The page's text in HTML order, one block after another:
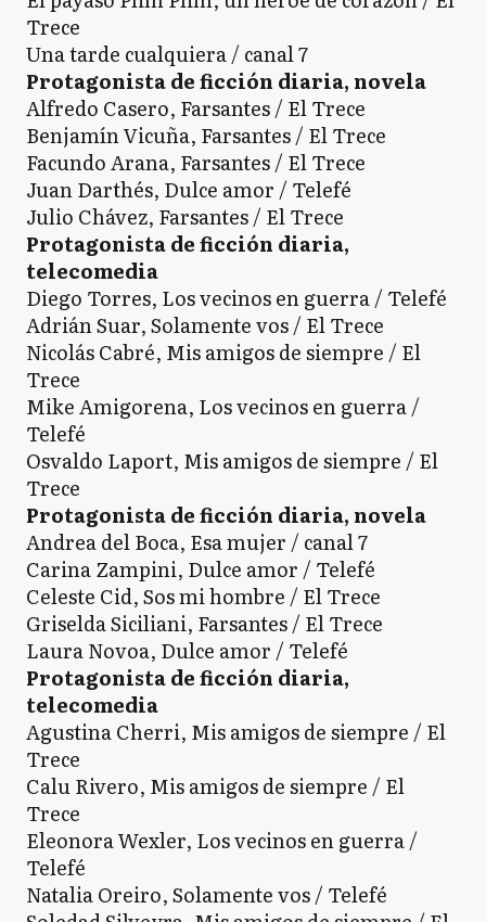
Trece
Una tarde cualquiera / canal 7
Protagonista de ficción diaria, novela
Alfredo Casero, Farsantes / El Trece
Benjamín Vicuña, Farsantes / El Trece
Facundo Arana, Farsantes / El Trece
Juan Darthés, Dulce amor / Telefé
Julio Chávez, Farsantes / El Trece
Protagonista de ficción diaria,
telecomedia
Diego Torres, Los vecinos en guerra / Telefé
Adrián Suar, Solamente vos / El Trece
Nicolás Cabré, Mis amigos de siempre / El
Trece
Mike Amigorena, Los vecinos en guerra /
Telefé
Osvaldo Laport, Mis amigos de siempre / El
Trece
Protagonista de ficción diaria, novela
Andrea del Boca, Esa mujer / canal 7
Carina Zampini, Dulce amor / Telefé
Celeste Cid, Sos mi hombre / El Trece
Griselda Siciliani, Farsantes / El Trece
Laura Novoa, Dulce amor / Telefé
Protagonista de ficción diaria,
telecomedia
Agustina Cherri, Mis amigos de siempre / El
Trece
Calu Rivero, Mis amigos de siempre / El
Trece
Eleonora Wexler, Los vecinos en guerra /
Telefé
Natalia Oreiro, Solamente vos / Telefé